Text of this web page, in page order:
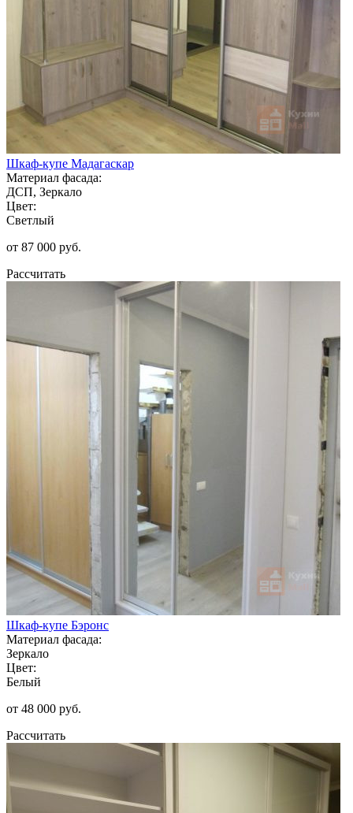
Шкаф-купе Мадагаскар
Материал фасада:
ДСП, Зеркало
Цвет:
Светлый
от 87 000 руб.
Рассчитать
Шкаф-купе Бэронс
Материал фасада:
Зеркало
Цвет:
Белый
от 48 000 руб.
Рассчитать